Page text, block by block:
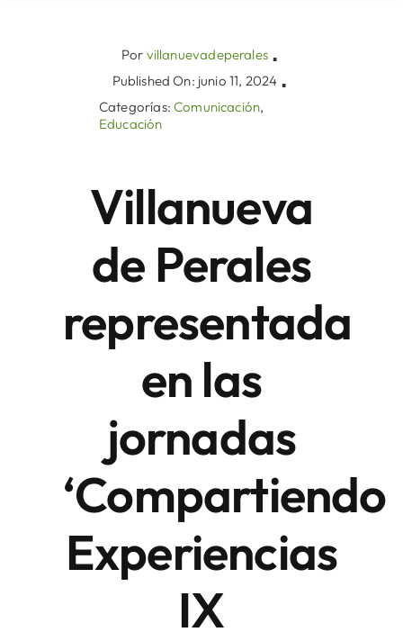
Ayuntamiento
Buscar:
Por villanuevadeperales ▪
Published On: junio 11, 2024 ▪
Categorías:Comunicación,
Educación
Villanueva
de Perales
representada
en las
jornadas
‘Compartiendo
Experiencias
IX